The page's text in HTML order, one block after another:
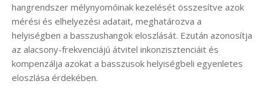
hangrendszer mélynyomóinak kezelését összesítve azok
mérési és elhelyezési adatait, meghatározva a
helyiségben a basszushangok eloszlását. Ezután azonosítja
az alacsony-frekvenciájú átvitel inkonzisztenciáit és
kompenzálja azokat a basszusok helyiségbeli egyenletes
eloszlása érdekében.